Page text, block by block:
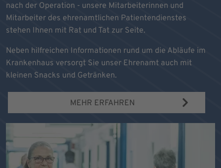
nach der Operation - unsere Mitarbeiterinnen und
Mitarbeiter des ehrenamtlichen Patientendienstes
stehen Ihnen mit Rat und Tat zur Seite.
Neben hilfreichen Informationen rund um die Abläufe im
Krankenhaus versorgt Sie unser Ehrenamt auch mit
kleinen Snacks und Getränken.
MEHR ERFAHREN